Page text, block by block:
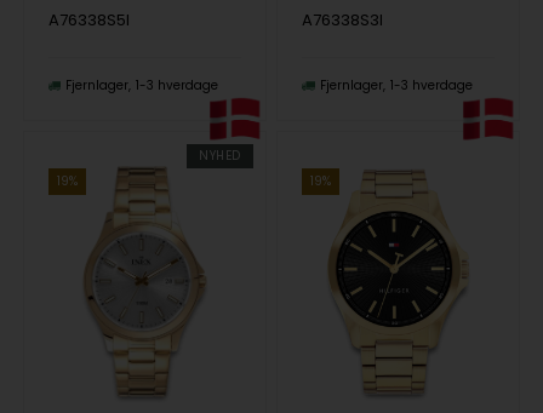
A76338S5I
Fjernlager 1-3 hverdage
A76338S3I
Fjernlager 1-3 hverdage
NYHED
19%
19%